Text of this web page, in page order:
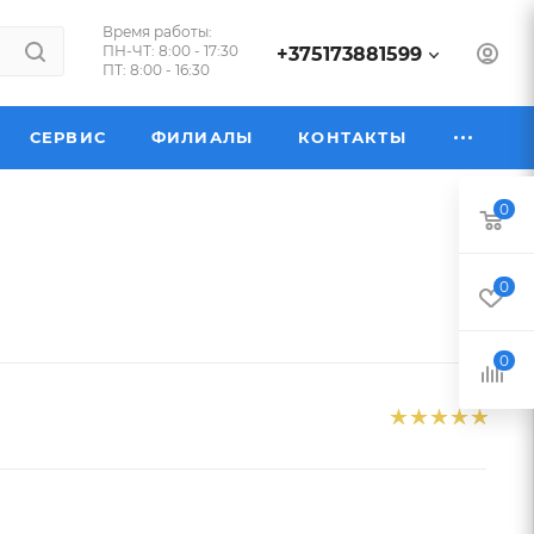
Время работы:
ПН-ЧТ: 8:00 - 17:30
ПТ: 8:00 - 16:30
+375173881599
СЕРВИС ФИЛИАЛЫ КОНТАКТЫ
0
0
0